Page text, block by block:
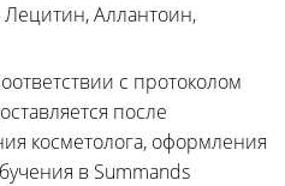
Лецитин, Аллантоин,
с протоколом
после
косметолога, оформления
в Summands